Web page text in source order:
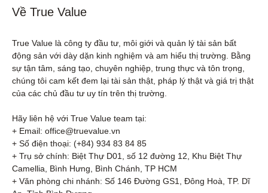
Về True Value
True Value là công ty đầu tư, môi giới và quản lý tài sản bất
động sản với dày dặn kinh nghiệm và am hiểu thị trường. Bằng
sự tận tâm, sáng tạo, chuyên nghiệp, trung thực và tôn trọng,
chúng tôi cam kết đem lại tài sản thật, pháp lý thật và giá trị thật
của các chủ đầu tư uy tín trên thị trường.
Hãy liên hệ với True Value team tại:
+ Email: office@truevalue.vn
+ Số điện thoại: (+84) 934 83 84 85
+ Trụ sở chính: Biệt Thự D01, số 12 đường 12, Khu Biệt Thự
Camellia, Bình Hưng, Bình Chánh, TP HCM
+ Văn phòng chi nhánh: Số 146 Đường GS1, Đông Hoà, TP. Dĩ